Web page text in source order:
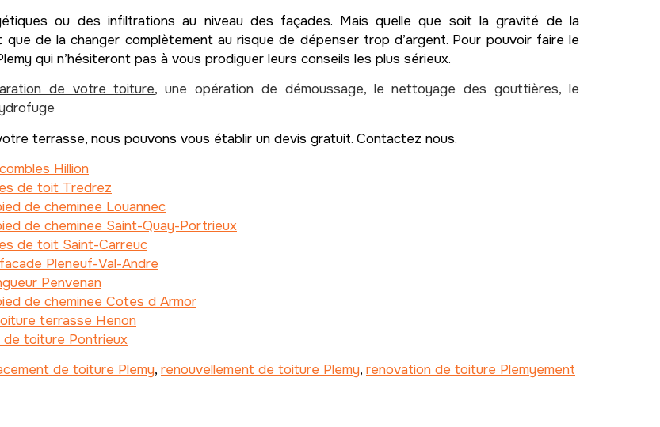
ou des infiltrations au niveau des façades. Mais quelle que soit la gravité de la
de la changer complètement au risque de dépenser trop d’argent. Pour pouvoir faire le
qui n’hésiteront pas à vous prodiguer leurs conseils les plus sérieux.
de votre toiture, une opération de démoussage, le nettoyage des gouttières, le
terrasse, nous pouvons vous établir un devis gratuit. Contactez nous.
Hillion
de toit Tredrez
de cheminee Louannec
de cheminee Saint-Quay-Portrieux
de toit Saint-Carreuc
Pleneuf-Val-Andre
Penvenan
de cheminee Cotes d Armor
terrasse Henon
de toiture Pontrieux
de toiture Plemy, renouvellement de toiture Plemy, renovation de toiture Plemyement